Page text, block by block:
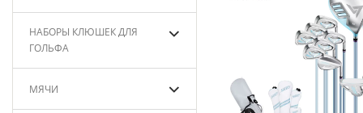
НАБОРЫ КЛЮШЕК ДЛЯ
ГОЛЬФА
МЯЧИ